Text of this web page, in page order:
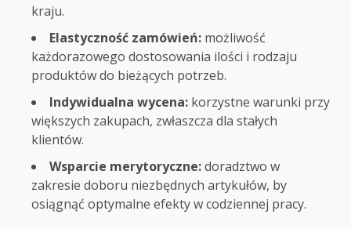
kraju.
Elastyczność zamówień: możliwość
każdorazowego dostosowania ilości i rodzaju
produktów do bieżących potrzeb.
Indywidualna wycena: korzystne warunki przy
większych zakupach, zwłaszcza dla stałych
klientów.
Wsparcie merytoryczne:doradztwo w
zakresie doboru niezbędnych artykułów, by
osiągnąć optymalne efekty w codziennej pracy.